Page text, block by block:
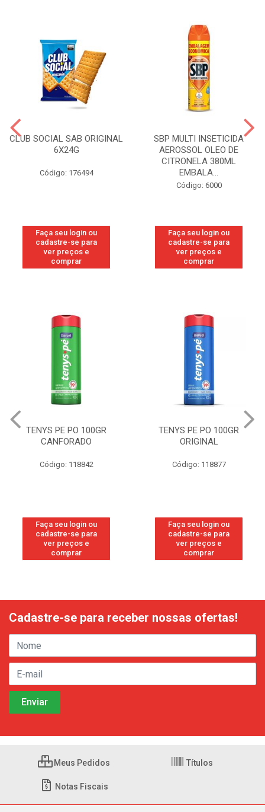
CLUB SOCIAL SAB ORIGINAL
6X24G
Código: 176494
Faça seu login ou
cadastre-se para
ver preços e
comprar
SBP MULTI INSETICIDA
AEROSSOL OLEO DE
CITRONELA 380ML
EMBALA...
Código: 6000
Faça seu login ou
cadastre-se para
ver preços e
comprar
TENYS PE PO 100GR
CANFORADO
Código: 118842
Faça seu login ou
cadastre-se para
ver preços e
comprar
TENYS PE PO 100GR
ORIGINAL
Código: 118877
Faça seu login ou
cadastre-se para
ver preços e
comprar
Cadastre-se para receber nossas ofertas!
Meus Pedidos Títulos
Notas Fiscais